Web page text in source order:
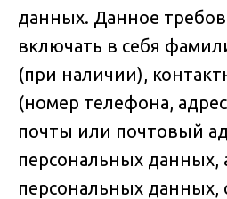
данных. Данное
включать в себя
(при наличии),
(номер телефона,
почты или почтовый
персональных данных,
персональных данных,